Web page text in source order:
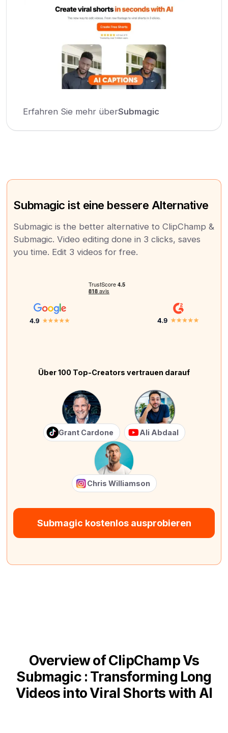
Erfahren Sie mehr überSubmagic
Submagic ist eine bessere Alternative
Submagic is the better alternative to ClipChamp &
Submagic. Video editing done in 3 clicks, saves
you time. Edit 3 videos for free.
Über 100 Top-Creators vertrauen darauf
Grant Cardone Ali Abdaal
Chris Williamson
Submagic kostenlos ausprobieren
Overview of ClipChamp Vs
Submagic : Transforming Long
Videos into Viral Shorts with AI